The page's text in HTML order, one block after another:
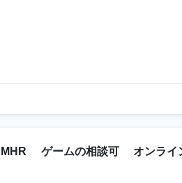
MHR ゲームの相談可 オンライ